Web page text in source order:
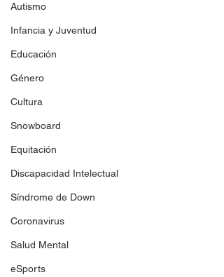
Autismo
Infancia y Juventud
Educación
Género
Cultura
Snowboard
Equitación
Discapacidad Intelectual
Síndrome de Down
Coronavirus
Salud Mental
eSports